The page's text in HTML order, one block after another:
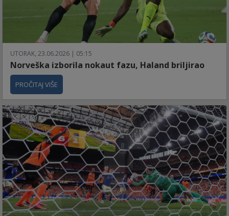
UTORAK, 23.06.2026 | 05:15
Norveška izborila nokaut fazu, Haland briljirao
PROČITAJ VIŠE